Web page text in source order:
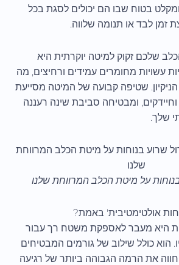
בטוח שבו הם יכולים לסגת בכל
זמן לבד או תנומה שלווה.
שלכם זקוק למיטה יוקרתית היא
עשויות מחומרים עמידים ורחיצים, מה
שטיפה קבועה של המיטה מסייעת
וחיידקים, ומבטיחה סביבת שינה רעננה
שלך.
על מיטת הכלב המרווחת שלנו
אולטימטיבית' באמת?
היא מעבר לאספקת משטח רך עבור
הוא כולל שילוב של גורמים המבטיחים
את הרמה הגבוהה ביותר של רגיעה